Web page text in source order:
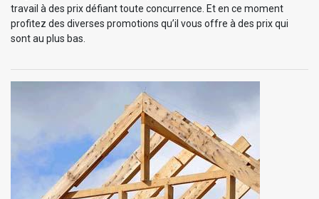
travail à des prix défiant toute concurrence. Et en ce moment
profitez des diverses promotions qu’il vous offre à des prix qui
sont au plus bas.